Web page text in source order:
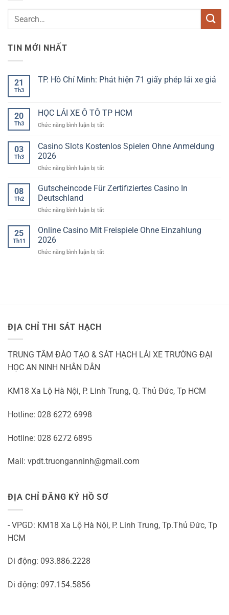
TIN MỚI NHẤT
21
Th3
TP. Hồ Chí Minh: Phát hiện 71 giấy phép lái xe giả
luận
ở
TP.
Minh:
Phát
hiện
giấy
xe
giả
20
Th3
HỌC LÁI XE Ô TÔ TP HCM
Chức năng bình luận bị tắt
LÁI
XE
TÔ
HCM
03
Th3
Casino Slots Kostenlos Spielen Ohne Anmeldung
2026
Chức năng bình luận bị tắt
Slots
Ohne
2026
08
Th2
Gutscheincode Für Zertifiziertes Casino In
Deutschland
Chức năng bình luận bị tắt
Für
Zertifiziertes
In
25
Th11
Online Casino Mit Freispiele Ohne Einzahlung
2026
Chức năng bình luận bị tắt
ĐỊA CHỈ THI SÁT HẠCH
TRUNG TÂM ĐÀO TẠO & SÁT HẠCH LÁI XE TRƯỜNG ĐẠI
HỌC AN NINH NHÂN DÂN
KM18 Xa Lộ Hà Nội, P. Linh Trung, Q. Thủ Đức, Tp HCM
Hotline: 028 6272 6998
Hotline: 028 6272 6895
Mail: vpdt.truonganninh@gmail.com
ĐỊA CHỈ ĐĂNG KÝ HỒ SƠ
- VPGD: KM18 Xa Lộ Hà Nội, P. Linh Trung, Tp.Thủ Đức, Tp
HCM
Di động: 093.886.2228
Di động: 097.154.5856